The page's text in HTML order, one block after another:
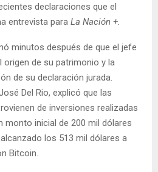
declaraciones que el
entrevista para La Nación +.
minutos después de que el jefe
origen de su patrimonio y la
de su declaración jurada.
Del Rio, explicó que las
de inversiones realizadas
monto inicial de 200 mil dólares
los 513 mil dólares a
Bitcoin.